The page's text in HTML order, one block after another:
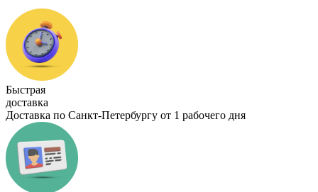
Быстрая
доставка
Доставка по Санкт-Петербургу от 1 рабочего дня